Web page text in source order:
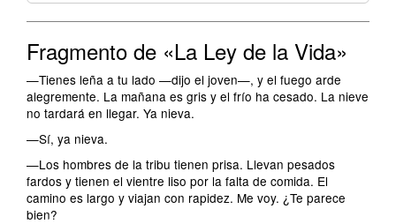
Fragmento de «La Ley de la Vida»
—Tienes leña a tu lado —dijo el joven—, y el fuego arde
alegremente. La mañana es gris y el frío ha cesado. La nieve
no tardará en llegar. Ya nieva.
—Sí, ya nieva.
—Los hombres de la tribu tienen prisa. Llevan pesados
fardos y tienen el vientre liso por la falta de comida. El
camino es largo y viajan con rapidez. Me voy. ¿Te parece
bien?